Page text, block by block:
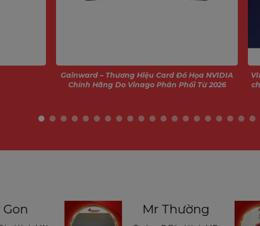
Gainward – Thương Hiệu Card Đồ Họa NVIDIA
Chính Hãng Do Vinago Phân Phối Từ 2026
Thường Mr Long